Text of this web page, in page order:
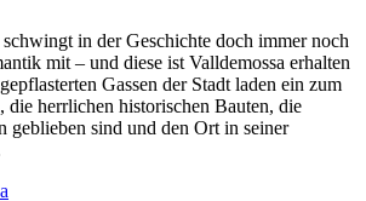
in der Geschichte doch immer noch
mit – und diese ist Valldemossa erhalten
Gassen der Stadt laden ein zum
die herrlichen historischen Bauten, die
geblieben sind und den Ort in seiner